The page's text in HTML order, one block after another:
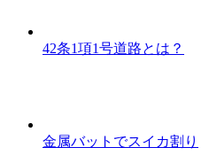
42条1項1号道路とは？
金属バットでスイカ割り